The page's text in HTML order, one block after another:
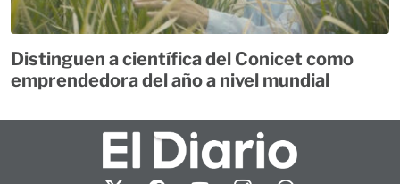
Distinguen a científica del Conicet como
emprendedora del año a nivel mundial